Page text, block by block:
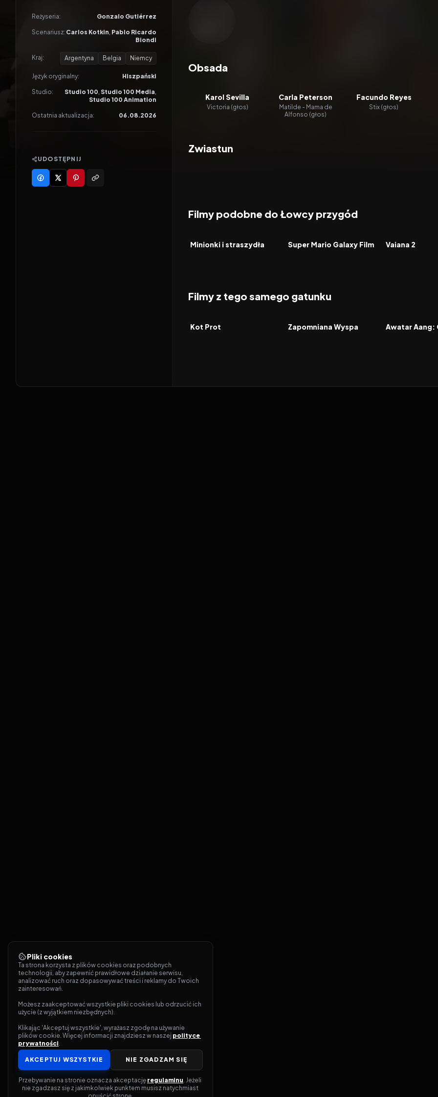
Reżyseria: Gonzalo Gutiérrez
Scenariusz: Carlos Kotkin, Pablo Ricardo
Biondi
Kraj: Argentyna Belgia Niemcy
Język oryginalny: Hiszpański
Studio: Studio 100, Studio 100 Media,
Studio 100 Animation
Ostatnia aktualizacja: 06.08.2026
UDOSTĘPNIJ
Obsada
Karol Sevilla
Victoria (głos)
Carla Peterson
Matilde - Mama de
Alfonso (głos)
Facundo Reyes
Stix (głos)
Zwiastun
Filmy podobne do Łowcy przygód
FILM
Minionki i straszydła FILM
Super Mario Galaxy Film FILM
Vaiana 2
Filmy z tego samego gatunku
FILM
Kot Prot FILM
Zapomniana Wyspa FILM
Pliki cookies
Ta strona korzysta z plików cookies oraz podobnych
technologii, aby zapewnić prawidłowe działanie serwisu,
analizować ruch oraz dopasowywać treści i reklamy do Twoich
zainteresowań.
Możesz zaakceptować wszystkie pliki cookies lub odrzucić ich
użycie (z wyjątkiem niezbędnych).
Klikając 'Akceptuj wszystkie', wyrażasz zgodę na używanie
plików cookie. Więcej informacji znajdziesz w naszej polityce
prywatności.
AKCEPTUJ WSZYSTKIE NIE ZGADZAM SIĘ
Przebywanie na stronie oznacza akceptację regulaminu. Jeżeli
nie zgadzasz się z jakimkolwiek punktem musisz natychmiast